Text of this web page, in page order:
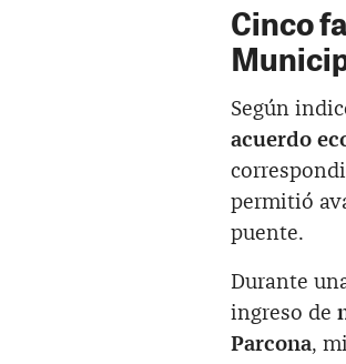
Cinco
Según
acuerdo
permitió
puente.
Durante
ingreso de
Parcona,